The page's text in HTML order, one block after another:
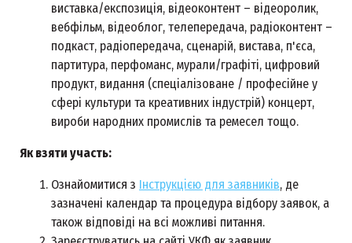
виставка/експозиція, відеоконтент – відеоролик,
вебфільм, відеоблог, телепередача, радіоконтент –
подкаст, радіопередача, сценарій, вистава, п'єса,
партитура, перфоманс, мурали/графіті, цифровий
продукт, видання (спеціалізоване / професійне у
сфері культури та креативних індустрій) концерт,
вироби народних промислів та ремесел тощо.
Як взяти участь:
Ознайомитися з Інструкцією для заявників, де
зазначені календар та процедура відбору заявок, а
також відповіді на всі можливі питання.